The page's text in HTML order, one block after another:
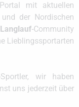
mit aktuellen
der Nordischen
Langlauf-Community
Lieblingssportarten
wir haben
uns jederzeit über